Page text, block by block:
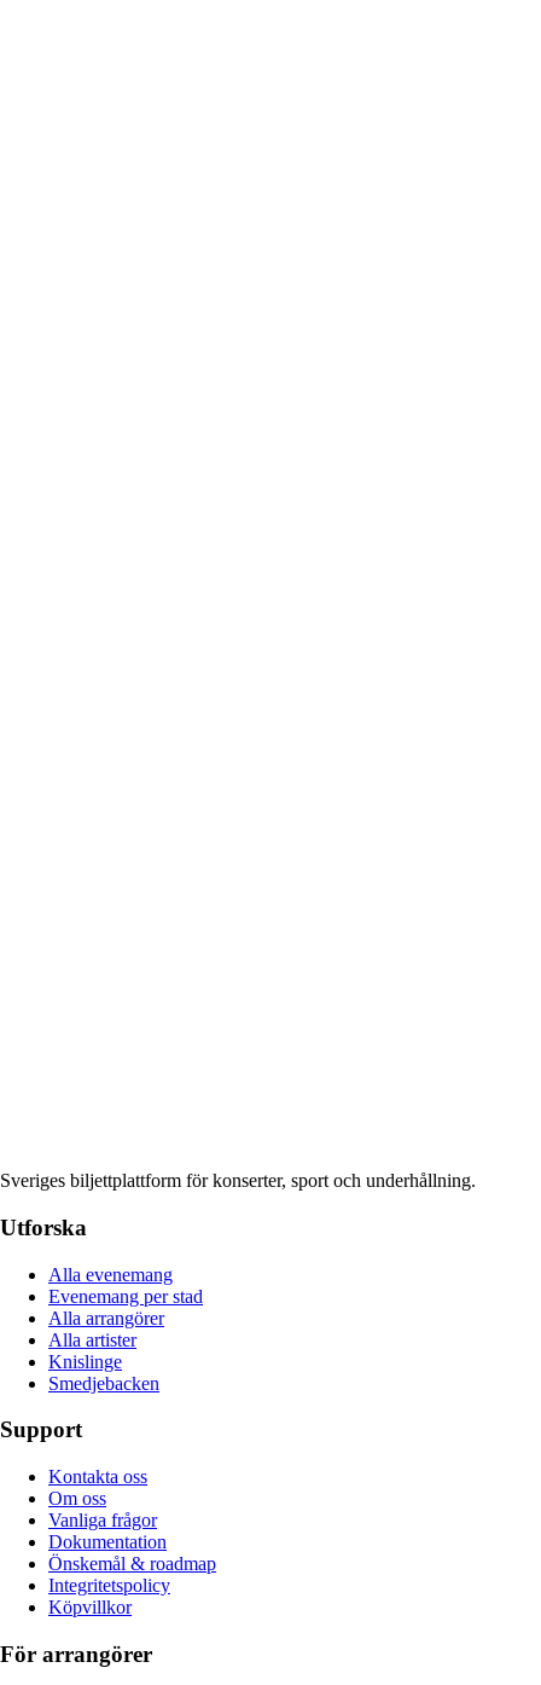
Sveriges biljettplattform för konserter, sport och underhållning.
Utforska
Alla evenemang
Evenemang per stad
Alla arrangörer
Alla artister
Knislinge
Smedjebacken
Support
Kontakta oss
Om oss
Vanliga frågor
Dokumentation
Önskemål & roadmap
Integritetspolicy
Köpvillkor
För arrangörer